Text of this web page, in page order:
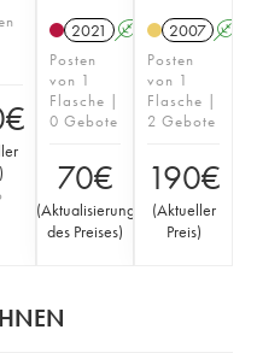
€
)
2021 A
Posten
von 1
Flasche |
0 Gebote
70€
(Aktualisierung
des Preises)
2007 A
Posten
von 1
Flasche |
2 Gebote
190€
(Aktueller
Preis)